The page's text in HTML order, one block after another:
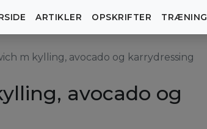
ARTIKLER OPSKRIFTER TRÆNING
m kylling, avocado og karrydressing
avocado og